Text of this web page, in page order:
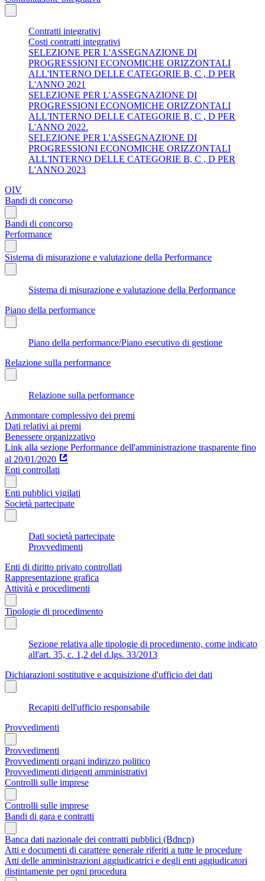
Contratti integrativi
Costi contratti integrativi
SELEZIONE PER L'ASSEGNAZIONE DI
PROGRESSIONI ECONOMICHE ORIZZONTALI
ALL'INTERNO DELLE CATEGORIE B, C , D PER
L'ANNO 2021
SELEZIONE PER L'ASSEGNAZIONE DI
PROGRESSIONI ECONOMICHE ORIZZONTALI
ALL'INTERNO DELLE CATEGORIE B, C , D PER
L'ANNO 2022.
SELEZIONE PER L'ASSEGNAZIONE DI
PROGRESSIONI ECONOMICHE ORIZZONTALI
ALL'INTERNO DELLE CATEGORIE B, C , D PER
L'ANNO 2023
OIV
Bandi di concorso
Bandi di concorso
Performance
Sistema di misurazione e valutazione della Performance
Sistema di misurazione e valutazione della Performance
Piano della performance
Piano della performance/Piano esecutivo di gestione
Relazione sulla performance
Relazione sulla performance
Ammontare complessivo dei premi
Dati relativi ai premi
Benessere organizzativo
Link alla sezione Performance dell'amministrazione trasparente fino
al 20/01/2020
Enti controllati
Enti pubblici vigilati
Società partecipate
Dati società partecipate
Provvedimenti
Enti di diritto privato controllati
Rappresentazione grafica
Attività e procedimenti
Tipologie di procedimento
Sezione relativa alle tipologie di procedimento, come indicato
all'art. 35, c. 1,2 del d.lgs. 33/2013
Dichiarazioni sostitutive e acquisizione d'ufficio dei dati
Recapiti dell'ufficio responsabile
Provvedimenti
Provvedimenti
Provvedimenti organi indirizzo politico
Provvedimenti dirigenti amministrativi
Controlli sulle imprese
Controlli sulle imprese
Bandi di gara e contratti
Banca dati nazionale dei contratti pubblici (Bdncp)
Atti e documenti di carattere generale riferiti a tutte le procedure
Atti delle amministrazioni aggiudicatrici e degli enti aggiudicatori
distintamente per ogni procedura